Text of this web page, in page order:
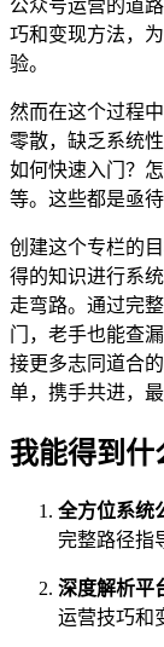
公众号运营的道
巧和变现方法，
验。
然而在这个过程
零散，缺乏系统
如何快速入门？
等。这些都是亟
创建这个专栏的
得的知识进行系
走弯路。通过完
门，老手也能查
接更多志同道合
单，携手共进，
我能得到什
全方位系统
完整路径指
深度解析平
运营技巧和